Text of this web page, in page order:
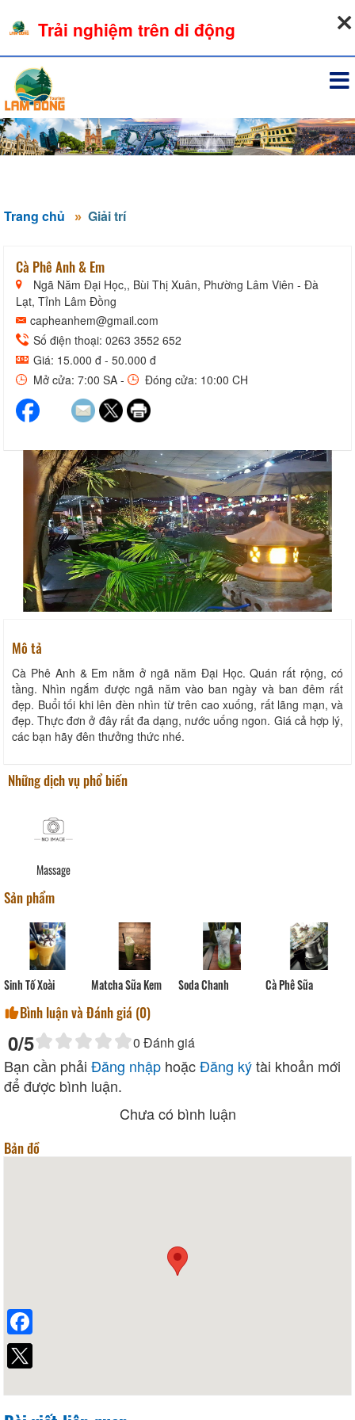
Trang chủ Giải trí
Cà Phê Anh & Em
Ngã Năm Đại Học,, Bùi Thị Xuân, Phường Lâm Viên - Đà
Lạt, Tỉnh Lâm Đồng
capheanhem@gmail.com
Số điện thoại: 0263 3552 652
Giá: 15.000 đ - 50.000 đ
Mở cửa: 7:00 SA -
Đóng cửa: 10:00 CH
Mô tả
Cà Phê Anh & Em nằm ở ngã năm Đại Học. Quán rất rộng, có
tầng. Nhìn ngắm được ngã năm vào ban ngày và ban đêm rất
đẹp. Buổi tối khi lên đèn nhìn từ trên cao xuống, rất lãng mạn, và
đẹp. Thực đơn ở đây rất đa dạng, nước uống ngon. Giá cả hợp lý,
các bạn hãy đên thưởng thức nhé.
Những dịch vụ phổ biến
Massage
Sản phẩm
Sinh Tố Xoài Matcha Sữa Kem Soda Chanh Cà Phê Sữa
Bình luận và Đánh giá (0)
0/5 0 Đánh giá
Bạn cần phải Đăng nhập hoặcĐăng kýtài khoản mới
để được bình luận.
Chưa có bình luận
Bản đồ
Trải nghiệm trên di động
Facebook